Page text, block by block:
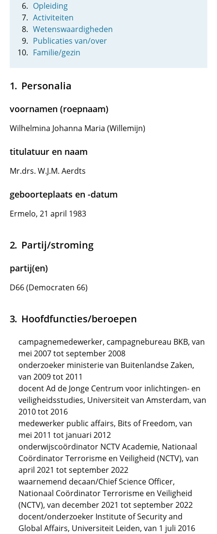
Opleiding
Activiteiten
Wetenswaardigheden
Publicaties van/over
Familie/gezin
Personalia
voornamen (roepnaam)
Wilhelmina Johanna Maria (Willemijn)
titulatuur en naam
Mr.drs. W.J.M. Aerdts
geboorteplaats en -datum
Ermelo, 21 april 1983
Partij/stroming
partij(en)
D66 (Democraten 66)
Hoofdfuncties/beroepen
campagnemedewerker, campagnebureau BKB, van
mei 2007 tot september 2008
onderzoeker ministerie van Buitenlandse Zaken,
van 2009 tot 2011
docent Ad de Jonge Centrum voor inlichtingen- en
veiligheidsstudies, Universiteit van Amsterdam, van
2010 tot 2016
medewerker public affairs, Bits of Freedom, van
mei 2011 tot januari 2012
onderwijscoördinator NCTV Academie, Nationaal
Coördinator Terrorisme en Veiligheid (NCTV), van
april 2021 tot september 2022
waarnemend decaan/Chief Science Officer,
Nationaal Coördinator Terrorisme en Veiligheid
(NCTV), van december 2021 tot september 2022
docent/onderzoeker Institute of Security and
Global Affairs, Universiteit Leiden, van 1 juli 2016